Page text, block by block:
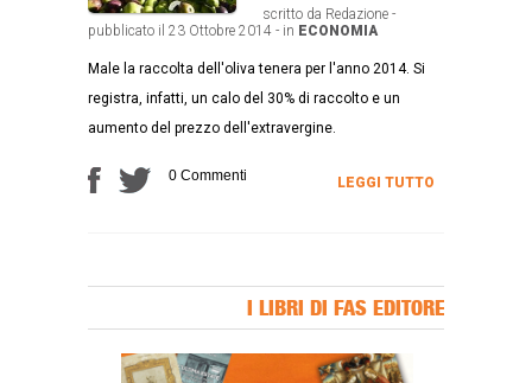
scritto da Redazione -
pubblicato il 23 Ottobre 2014 - in ECONOMIA
Male la raccolta dell'oliva tenera per l'anno 2014. Si
registra, infatti, un calo del 30% di raccolto e un
aumento del prezzo dell'extravergine.
0 Commenti LEGGI TUTTO
I LIBRI DI FAS EDITORE